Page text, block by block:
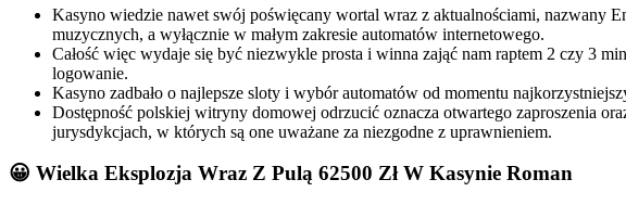
Kasyno wiedzie nawet swój poświęcany wortal wraz z aktualnościami, nazwany
muzycznych, a wyłącznie w małym zakresie automatów internetowego.
Całość więc wydaje się być niezwykle prosta i winna zająć nam raptem 2 czy 3
logowanie.
Kasyno zadbało o najlepsze sloty i wybór automatów od momentu
Dostępność polskiej witryny domowej odrzucić oznacza otwartego zaproszenia
jurysdykcjach, w których są one uważane za niezgodne z uprawnieniem.
😀 Wielka Eksplozja Wraz Z Pulą 62500 Zł W Kasynie Roman